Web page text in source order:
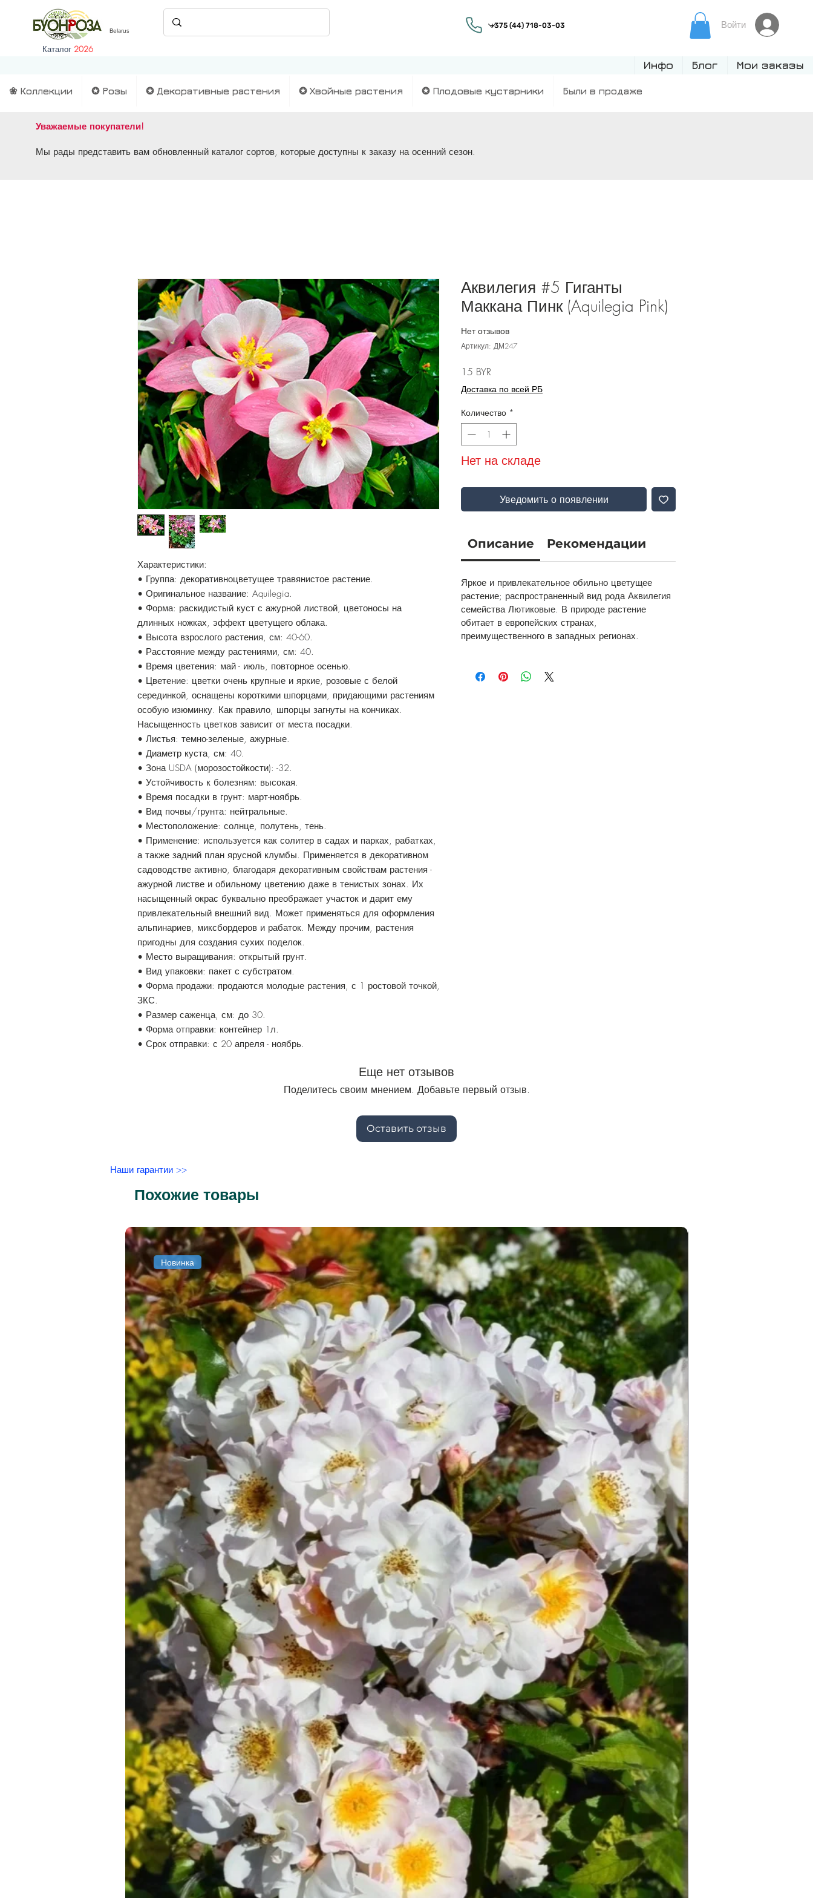
Belarus
Каталог 2026
Войти
Инфо Блог Мои заказы
❀ Коллекции ✪ Розы ✪ Декоративные растения ✪ Хвойные растения ✪ Плодовые кустарники Были в продаже
Уважаемые покупатели!
Мы рады представить вам обновленный каталог сортов, которые доступны к заказу на осенний сезон.
Характеристики:
• Группа: декоративноцветущее травянистое растение.
• Оригинальное название: Aquilegia.
• Форма: раскидистый куст с ажурной листвой, цветоносы на
длинных ножках, эффект цветущего облака.
• Высота взрослого растения, см: 40-60.
• Расстояние между растениями, см: 40.
• Время цветения: май - июль, повторное осенью.
• Цветение: цветки очень крупные и яркие, розовые с белой
серединкой, оснащены короткими шпорцами, придающими растениям
особую изюминку. Как правило, шпорцы загнуты на кончиках.
Насыщенность цветков зависит от места посадки.
• Листья: темно-зеленые, ажурные.
• Диаметр куста, см: 40.
• Зона USDA (морозостойкости): -32.
• Устойчивость к болезням: высокая.
• Время посадки в грунт: март-ноябрь.
• Вид почвы/грунта: нейтральные.
• Местоположение: солнце, полутень, тень.
• Применение: используется как солитер в садах и парках, рабатках,
а также задний план ярусной клумбы. Применяется в декоративном
садоводстве активно, благодаря декоративным свойствам растения -
ажурной листве и обильному цветению даже в тенистых зонах. Их
насыщенный окрас буквально преображает участок и дарит ему
привлекательный внешний вид. Может применяться для оформления
альпинариев, миксбордеров и рабаток. Между прочим, растения
пригодны для создания сухих поделок.
• Место выращивания: открытый грунт.
• Вид упаковки: пакет с субстратом.
• Форма продажи: продаются молодые растения, с 1 ростовой точкой,
ЗКС.
• Размер саженца, см: до 30.
• Форма отправки: контейнер 1л.
• Срок отправки: с 20 апреля - ноябрь.
Аквилегия #5 Гиганты
Маккана Пинк (Aquilegia Pink)
Нет отзывов
Артикул: ДМ247
15 BYR
Доставка по всей РБ
Количество *
Нет на складе
Уведомить о появлении
Описание Рекомендации
Яркое и привлекательное обильно цветущее
растение; распространенный вид рода Аквилегия
семейства Лютиковые. В природе растение
обитает в европейских странах,
преимущественного в западных регионах.
Еще нет отзывов
Поделитесь своим мнением. Добавьте первый отзыв.
Оставить отзыв
Наши гарантии >>
Похожие товары
Новинка